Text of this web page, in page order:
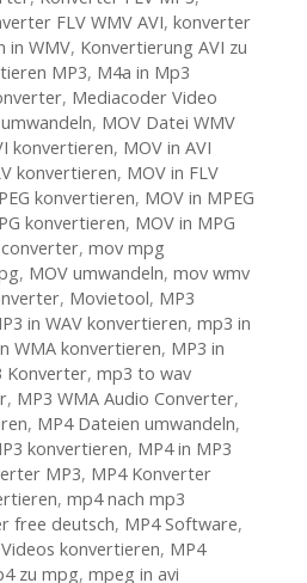
FLV WMV AVI, konverter
in WMV, Konvertierung AVI zu
MP3, M4a in Mp3
, Mediacoder Video
, MOV Datei WMV
konvertieren, MOV in AVI
konvertieren, MOV in FLV
konvertieren, MOV in MPEG
konvertieren, MOV in MPG
, mov mpg
, MOV umwandeln, mov wmv
, Movietool, MP3
in WAV konvertieren, mp3 in
WMA konvertieren, MP3 in
Konverter, mp3 to wav
, MP3 WMA Audio Converter,
, MP4 Dateien umwandeln,
konvertieren, MP4 in MP3
MP3, MP4 Konverter
, mp4 nach mp3
free deutsch, MP4 Software,
konvertieren, MP4
zu mpg, mpeg in avi